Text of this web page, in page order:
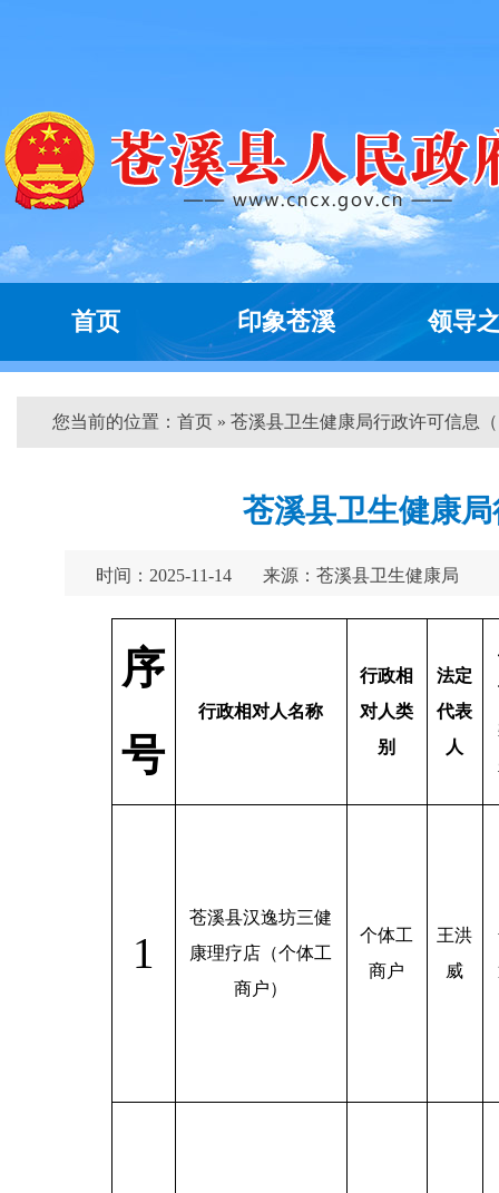
首页 印象苍溪 领导
您当前的位置： 首页 » 苍溪县卫生健康局行政许可信息
苍溪县卫生健康
时间：2025-11-14 来源：苍溪县卫生健康局
序
号
行政相对人名称
行政相
对人类
别
法定
代表
人
1
苍溪县汉逸坊三健
康理疗店（个体工
商户）
个体工
商户
王洪
威